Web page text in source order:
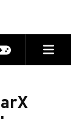
Actu jeux